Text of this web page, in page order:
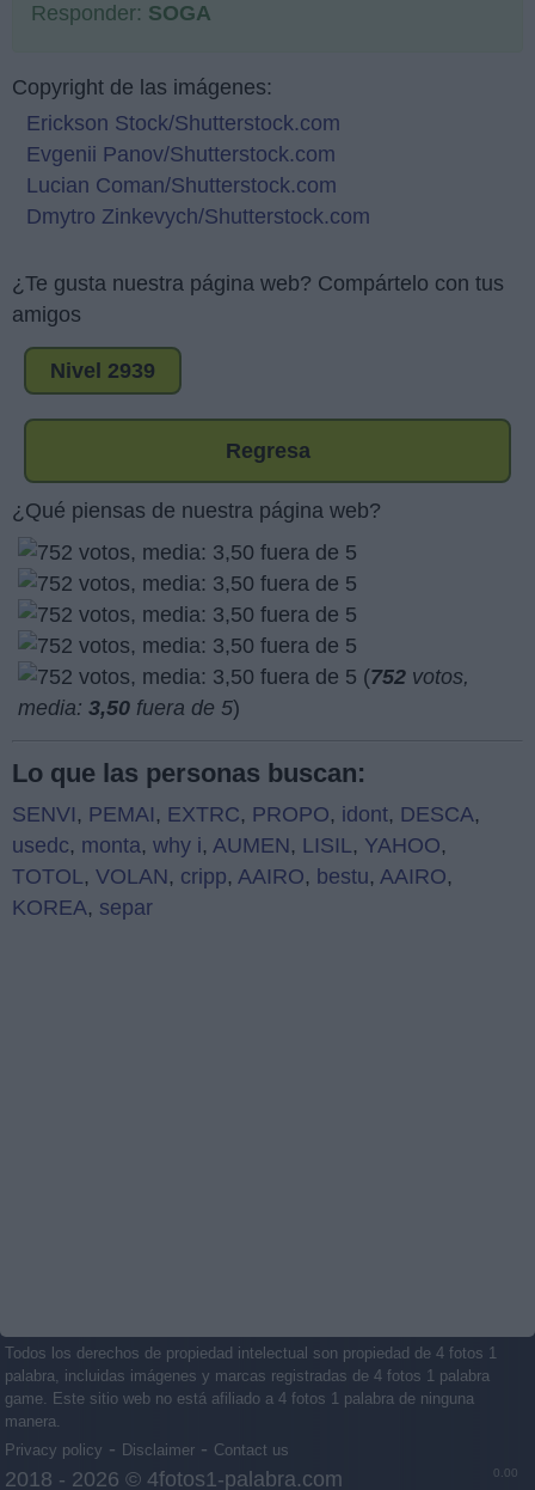
Responder: SOGA
Copyright de las imágenes:
Erickson Stock/Shutterstock.com
Evgenii Panov/Shutterstock.com
Lucian Coman/Shutterstock.com
Dmytro Zinkevych/Shutterstock.com
¿Te gusta nuestra página web? Compártelo con tus
amigos
Nivel 2939
Regresa
¿Qué piensas de nuestra página web?
(752 votos,
media: 3,50 fuera de 5)
Lo que las personas buscan:
SENVI , PEMAI , EXTRC, PROPO, idont, DESCA,
usedc, monta, why i, AUMEN, LISIL, YAHOO,
TOTOL, VOLAN, cripp, AAIRO, bestu, AAIRO,
KOREA, separ
Todos los derechos de propiedad intelectual son propiedad de 4 fotos 1
palabra, incluidas imágenes y marcas registradas de 4 fotos 1 palabra
game. Este sitio web no está afiliado a 4 fotos 1 palabra de ninguna
manera.
Privacy policy - Disclaimer - Contact us
2018 - 2026 © 4fotos1-palabra.com 0.00